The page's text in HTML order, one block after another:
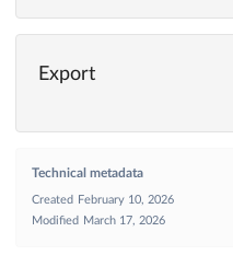
Export
Technical metadata
Created
February 10, 2026
Modified
March 17, 2026